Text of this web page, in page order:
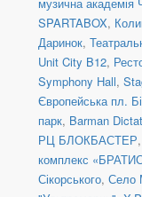
SPARTABOX,
Даринок,
Unit City B12,
Symphony Hall,
Європейська пл.
парк, Barman Dictat
РЦ БЛОКБАСТЕР,
комплекс
Сікорського, Село